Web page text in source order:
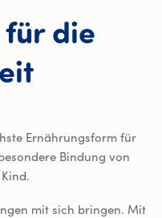
für die
Ernährungsform für
Bindung von
mit sich bringen. Mit